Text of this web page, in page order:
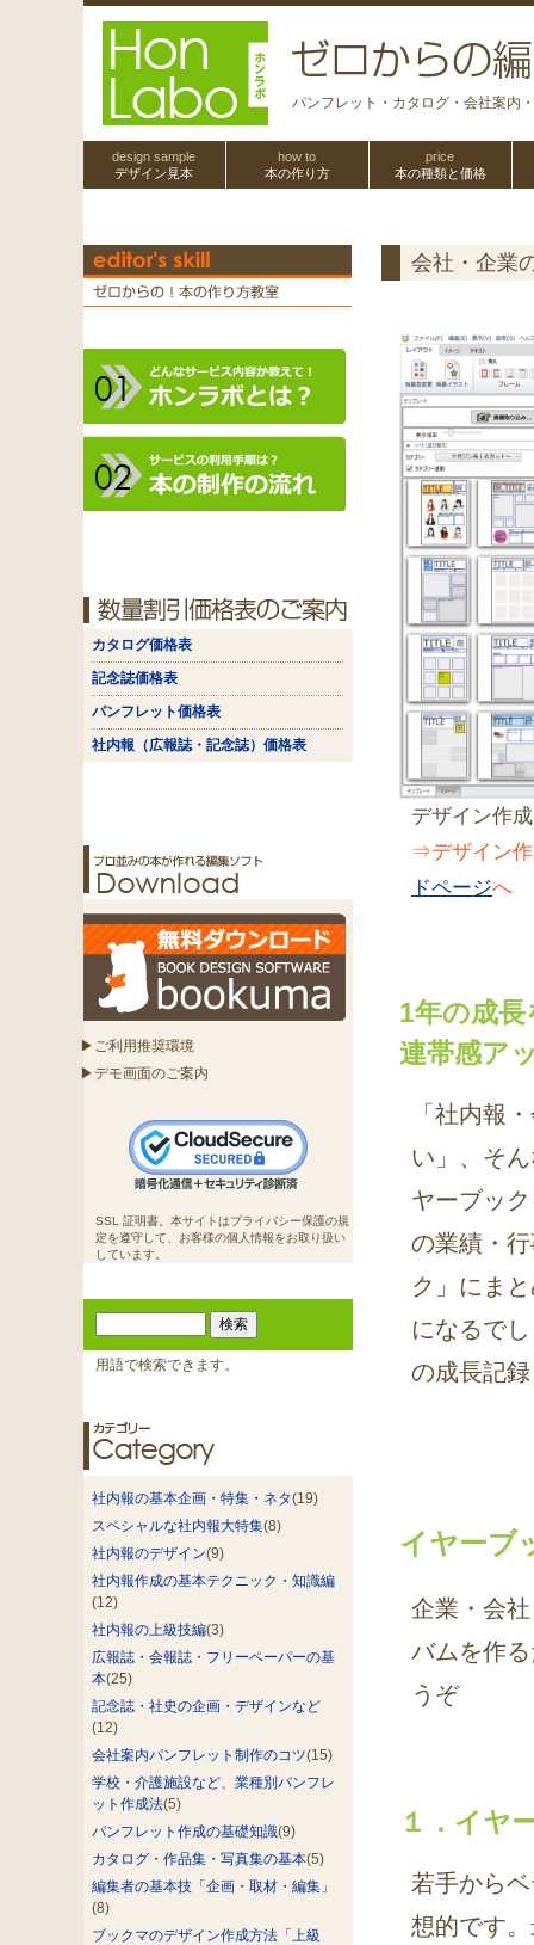
パンフレット・カタログ・会社案内
design sample
デザイン見本
how to
本の作り方
price
本の種類と価格
会社・企業
デザイン作
⇒デザイン作
ドページへ
1年の成
連帯感ア
「社内報
い」、そ
ヤーブッ
の業績・
ク」にま
になるで
の成長記
イヤーブ
企業・会
バムを作
うぞ
１．イヤ
若手から
想的です
カタログ価格表
記念誌価格表
パンフレット価格表
社内報（広報誌・記念誌）価格表
▶ご利用推奨環境
▶デモ画面のご案内
SSL 証明書。本サイトはプライバシー保護の規
定を遵守して、お客様の個人情報をお取り扱い
しています。
用語で検索できます。
社内報の基本企画・特集・ネタ(19)
スペシャルな社内報大特集(8)
社内報のデザイン(9)
社内報作成の基本テクニック・知識編
(12)
社内報の上級技編(3)
広報誌・会報誌・フリーペーパーの基
本(25)
記念誌・社史の企画・デザインなど
(12)
会社案内パンフレット制作のコツ(15)
学校・介護施設など、業種別パンフレ
ット作成法(5)
パンフレット作成の基礎知識(9)
カタログ・作品集・写真集の基本(5)
編集者の基本技「企画・取材・編集」
(8)
ブックマのデザイン作成方法「上級